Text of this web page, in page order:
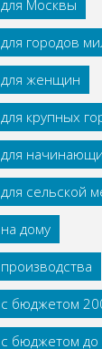
Москвы
городов
женщин
крупных
сельской
дому
с бюджетом
бюджетом